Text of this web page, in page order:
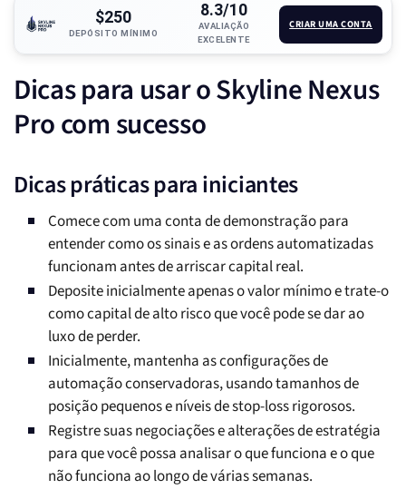
$250
DEPÓSITO MÍNIMO
8.3/10
AVALIAÇÃO
EXCELENTE
CRIAR UMA CONTA
Dicas para usar o Skyline Nexus
Pro com sucesso
Dicas práticas para iniciantes
Comece com uma conta de demonstração para
entender como os sinais e as ordens automatizadas
funcionam antes de arriscar capital real.
Deposite inicialmente apenas o valor mínimo e trate-o
como capital de alto risco que você pode se dar ao
luxo de perder.
Inicialmente, mantenha as configurações de
automação conservadoras, usando tamanhos de
posição pequenos e níveis de stop-loss rigorosos.
Registre suas negociações e alterações de estratégia
para que você possa analisar o que funciona e o que
não funciona ao longo de várias semanas.